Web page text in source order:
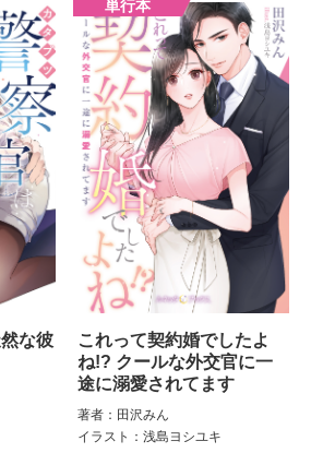
な彼
これって契約婚でしたよ
ね!? クールな外交官に一
途に溺愛されてます
著者：田沢みん
イラスト：浅島ヨシユキ